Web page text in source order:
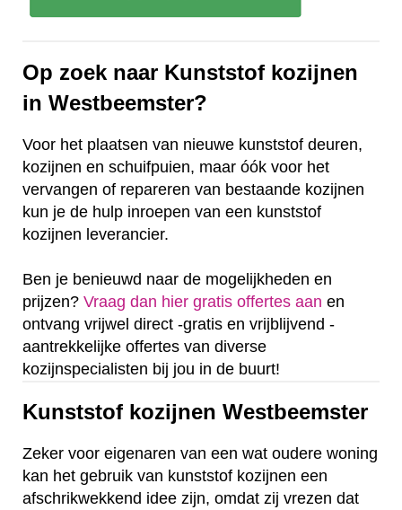
Op zoek naar Kunststof kozijnen
in Westbeemster?
Voor het plaatsen van nieuwe kunststof deuren,
kozijnen en schuifpuien, maar óók voor het
vervangen of repareren van bestaande kozijnen
kun je de hulp inroepen van een kunststof
kozijnen leverancier.
Ben je benieuwd naar de mogelijkheden en
prijzen? Vraag dan hier gratis offertes aan en
ontvang vrijwel direct -gratis en vrijblijvend -
aantrekkelijke offertes van diverse
kozijnspecialisten bij jou in de buurt!
Kunststof kozijnen Westbeemster
Zeker voor eigenaren van een wat oudere woning
kan het gebruik van kunststof kozijnen een
afschrikwekkend idee zijn, omdat zij vrezen dat